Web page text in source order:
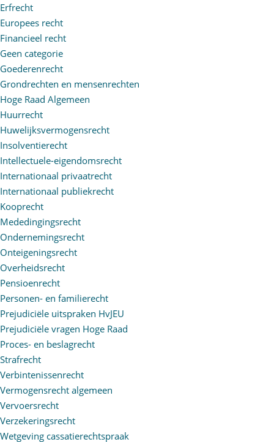
Erfrecht
Europees recht
Financieel recht
Geen categorie
Goederenrecht
Grondrechten en mensenrechten
Hoge Raad Algemeen
Huurrecht
Huwelijksvermogensrecht
Insolventierecht
Intellectuele-eigendomsrecht
Internationaal privaatrecht
Internationaal publiekrecht
Kooprecht
Mededingingsrecht
Ondernemingsrecht
Onteigeningsrecht
Overheidsrecht
Pensioenrecht
Personen- en familierecht
Prejudiciële uitspraken HvJEU
Prejudiciële vragen Hoge Raad
Proces- en beslagrecht
Strafrecht
Verbintenissenrecht
Vermogensrecht algemeen
Vervoersrecht
Verzekeringsrecht
Wetgeving cassatierechtspraak